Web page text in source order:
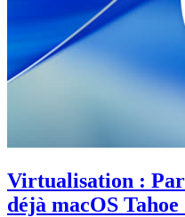
Virtualisation :
déjà macOS Tahoe